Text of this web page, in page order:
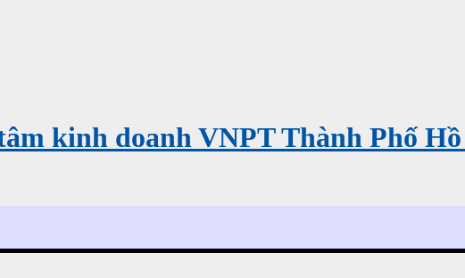
kinh doanh VNPT Thành Phố